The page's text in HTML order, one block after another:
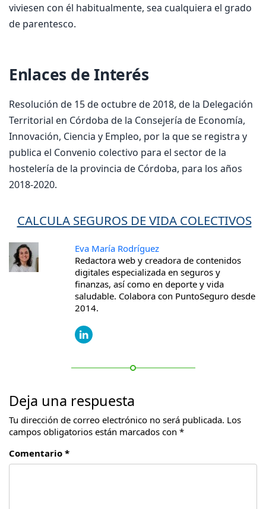
viviesen con él habitualmente, sea cualquiera el grado
de parentesco.
Enlaces de Interés
Resolución de 15 de octubre de 2018, de la Delegación
Territorial en Córdoba de la Consejería de Economía,
Innovación, Ciencia y Empleo, por la que se registra y
publica el Convenio colectivo para el sector de la
hostelería de la provincia de Córdoba, para los años
2018-2020.
CALCULA SEGUROS DE VIDA COLECTIVOS
Eva María Rodríguez
Redactora web y creadora de contenidos
digitales especializada en seguros y
finanzas, así como en deporte y vida
saludable. Colabora con PuntoSeguro desde
2014.
Deja una respuesta
Tu dirección de correo electrónico no será publicada. Los
campos obligatorios están marcados con *
Comentario *